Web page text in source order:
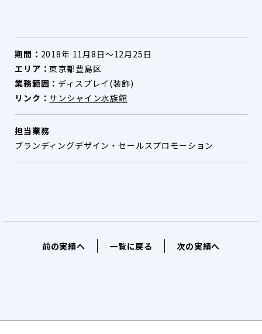
期間： 2018年 11月8日～12月25日
エリア：東京都豊島区
業務範囲： ディスプレイ(装飾)
リンク： サンシャイン水族館
担当業務
ブランディングデザイン・セールスプロモーション
前の実績へ 一覧に戻る 次の実績へ